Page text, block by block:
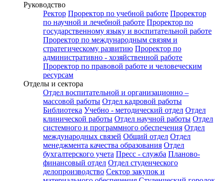
Руководство
Ректор Проректор по учебной работе Проректор
по научной и лечебной работе Проректор по
государственному языку и воспитательной работе
Проректор по международным связям и
стратегическому развитию Проректор по
административно - хозяйственной работе
Проректор по правовой работе и человеческим
ресурсам
Отделы и сектора
Отдел воспитательной и организационно –
массовой работы Отдел кадровой работы
Библиотека Учебно - методический отдел Отдел
клинической работы Отдел научной работы Отдел
системного и программного обеспечения Отдел
международных связей Общий отдел Отдел
менеджмента качества образования Отдел
бухгалтерского учета Пресс - служба Планово-
финансовый отдел Отдел студенческого
делопроизводство Сектор закупок и